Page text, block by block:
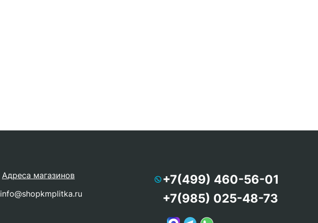
Адреса магазинов
info@shopkmplitka.ru
+7(499) 460-56-01
+7(985) 025-48-73